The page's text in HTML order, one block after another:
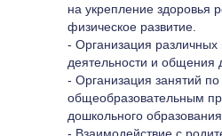
на укрепление здоровья
физическое развитие.
- Организация различных
деятельности и общения
- Организация занятий
общеобразовательным
дошкольного образования.